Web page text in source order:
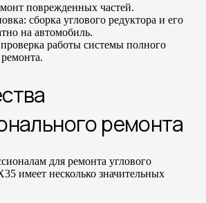
поврежденных частей.
сборка углового редуктора и его
на автомобиль.
работы системы полного
ремонта
для ремонта углового
имеет несколько значительных